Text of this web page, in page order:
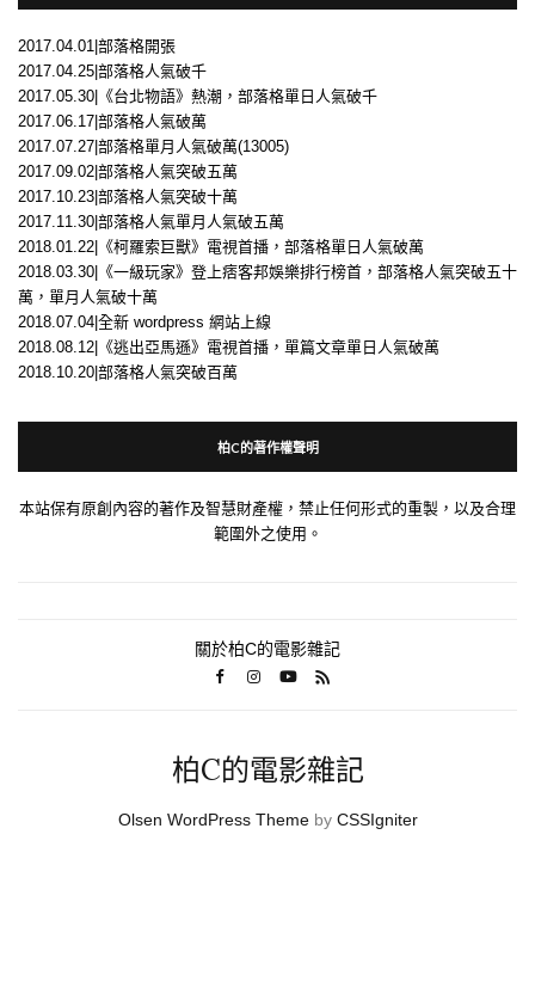
2017.04.01|部落格開張
2017.04.25|部落格人氣破千
2017.05.30|《台北物語》熱潮，部落格單日人氣破千
2017.06.17|部落格人氣破萬
2017.07.27|部落格單月人氣破萬(13005)
2017.09.02|部落格人氣突破五萬
2017.10.23|部落格人氣突破十萬
2017.11.30|部落格人氣單月人氣破五萬
2018.01.22|《柯羅索巨獸》電視首播，部落格單日人氣破萬
2018.03.30|《一級玩家》登上痞客邦娛樂排行榜首，部落格人氣突破五十
萬，單月人氣破十萬
2018.07.04|全新 wordpress 網站上線
2018.08.12|《逃出亞馬遜》電視首播，單篇文章單日人氣破萬
2018.10.20|部落格人氣突破百萬
柏C的著作權聲明
本站保有原創內容的著作及智慧財產權，禁止任何形式的重製，以及合理
範圍外之使用。
關於柏C的電影雜記
柏C的電影雜記
Olsen WordPress Themeby CSSIgniter